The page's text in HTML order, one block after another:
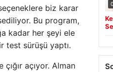
biz karar
Bu program,
kadar her şeyi ele
test sürüşü yaptı.
açıyor. Alman